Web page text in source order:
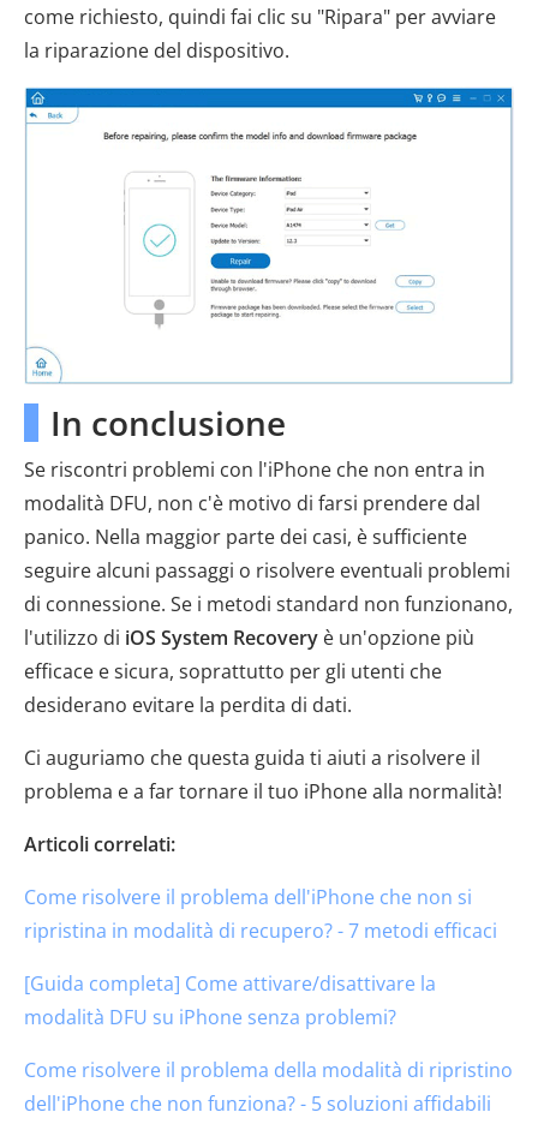
come richiesto, quindi fai clic su "Ripara" per avviare
la riparazione del dispositivo.
In conclusione
Se riscontri problemi con l'iPhone che non entra in
modalità DFU, non c'è motivo di farsi prendere dal
panico. Nella maggior parte dei casi, è sufficiente
seguire alcuni passaggi o risolvere eventuali problemi
di connessione. Se i metodi standard non funzionano,
l'utilizzo di iOS System Recovery è un'opzione più
efficace e sicura, soprattutto per gli utenti che
desiderano evitare la perdita di dati.
Ci auguriamo che questa guida ti aiuti a risolvere il
problema e a far tornare il tuo iPhone alla normalità!
Articoli correlati:
Come risolvere il problema dell'iPhone che non si
ripristina in modalità di recupero? - 7 metodi efficaci
[Guida completa] Come attivare/disattivare la
modalità DFU su iPhone senza problemi?
Come risolvere il problema della modalità di ripristino
dell'iPhone che non funziona? - 5 soluzioni affidabili